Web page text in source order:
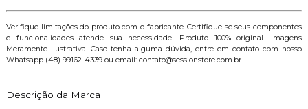
Verifique limitações do produto com o fabricante. Certifique se seus componentes
e funcionalidades atende sua necessidade. Produto 100% original. Imagens
Meramente Ilustrativa. Caso tenha alguma dúvida, entre em contato com nosso
Whatsapp (48) 99162-4339 ou email: contato@sessionstore.com.br
Descrição da Marca